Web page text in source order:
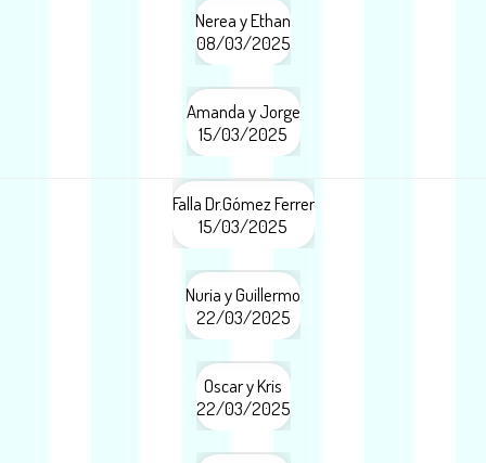
Nerea y Ethan
08/03/2025
Amanda y Jorge
15/03/2025
Falla Dr.Gómez Ferrer
15/03/2025
Nuria y Guillermo
22/03/2025
Oscar y Kris
22/03/2025